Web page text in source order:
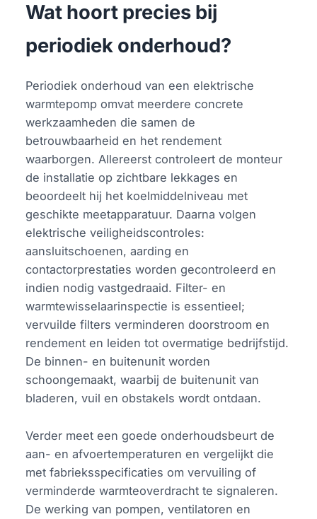
Wat hoort precies bij
periodiek onderhoud?
Periodiek onderhoud van een elektrische
warmtepomp omvat meerdere concrete
werkzaamheden die samen de
betrouwbaarheid en het rendement
waarborgen. Allereerst controleert de monteur
de installatie op zichtbare lekkages en
beoordeelt hij het koelmiddelniveau met
geschikte meetapparatuur. Daarna volgen
elektrische veiligheidscontroles:
aansluitschoenen, aarding en
contactorprestaties worden gecontroleerd en
indien nodig vastgedraaid. Filter- en
warmtewisselaarinspectie is essentieel;
vervuilde filters verminderen doorstroom en
rendement en leiden tot overmatige bedrijfstijd.
De binnen- en buitenunit worden
schoongemaakt, waarbij de buitenunit van
bladeren, vuil en obstakels wordt ontdaan.
Verder meet een goede onderhoudsbeurt de
aan- en afvoertemperaturen en vergelijkt die
met fabrieksspecificaties om vervuiling of
verminderde warmteoverdracht te signaleren.
De werking van pompen, ventilatoren en